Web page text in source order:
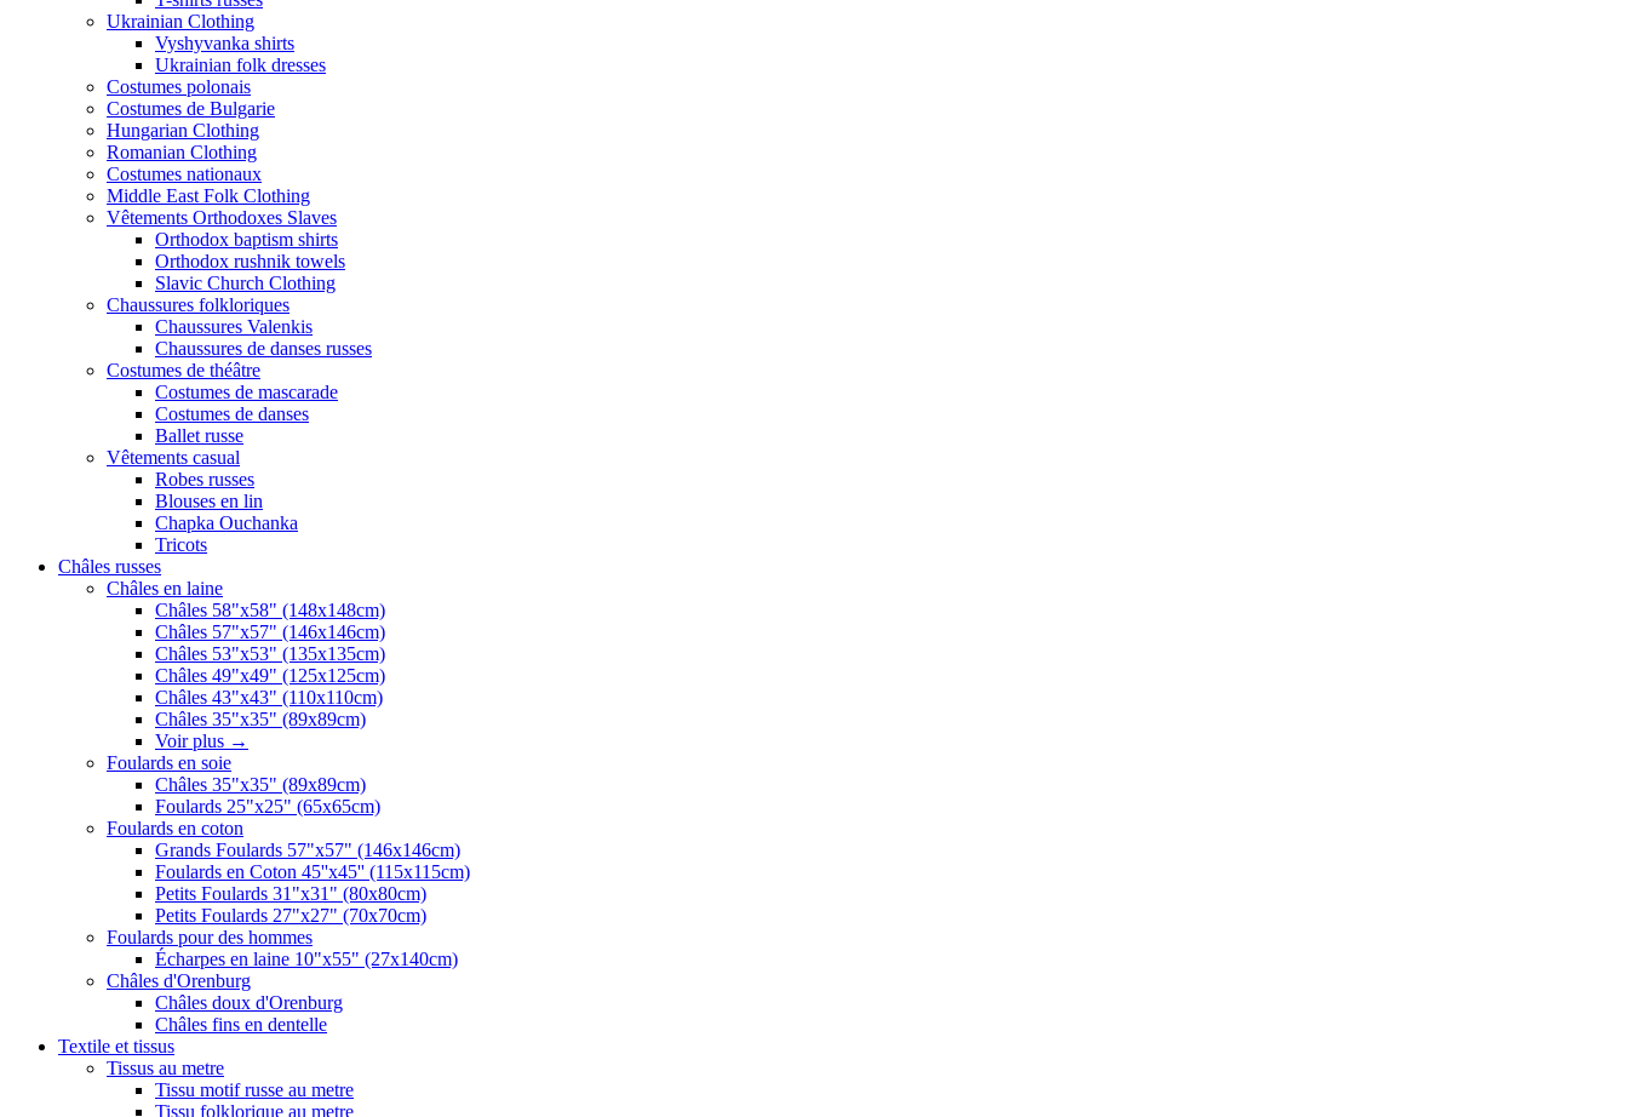
Ukrainian Clothing
Vyshyvanka shirts
Ukrainian folk dresses
Costumes polonais
Costumes de Bulgarie
Hungarian Clothing
Romanian Clothing
Costumes nationaux
Middle East Folk Clothing
Vêtements Orthodoxes Slaves
Orthodox baptism shirts
Orthodox rushnik towels
Slavic Church Clothing
Chaussures folkloriques
Chaussures Valenkis
Chaussures de danses russes
Costumes de théâtre
Costumes de mascarade
Costumes de danses
Ballet russe
Vêtements casual
Robes russes
Blouses en lin
Chapka Ouchanka
Tricots
Châles russes
Châles en laine
Châles 58"x58" (148x148cm)
Châles 57"x57" (146x146cm)
Châles 53"x53" (135x135cm)
Châles 49"x49" (125x125cm)
Châles 43"x43" (110x110cm)
Châles 35"x35" (89x89cm)
Voir plus →
Foulards en soie
Châles 35"x35" (89x89cm)
Foulards 25"x25" (65x65cm)
Foulards en coton
Grands Foulards 57"x57" (146x146cm)
Foulards en Coton 45''x45'' (115x115cm)
Petits Foulards 31"x31" (80x80cm)
Petits Foulards 27"x27" (70x70cm)
Foulards pour des hommes
Écharpes en laine 10"x55" (27x140cm)
Châles d'Orenburg
Châles doux d'Orenburg
Châles fins en dentelle
Textile et tissus
Tissus au metre
Tissu motif russe au metre
Tissu folklorique au metre